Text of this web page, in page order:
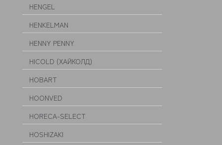
HENGEL
HENKELMAN
HENNY PENNY
HICOLD (ХАЙКОЛД)
HOBART
HOONVED
HORECA-SELECT
HOSHIZAKI